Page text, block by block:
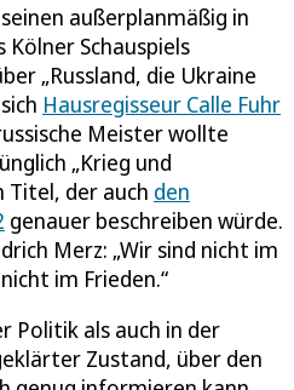
außerplanmäßig in
Schauspiels
„Russland, die Ukraine
Hausregisseur Calle Fuhr
Meister wollte
„Krieg und
Titel, der auch den
genauer beschreiben würde.
Merz: „Wir sind nicht im
im Frieden.“
Politik als auch in der
Zustand, über den